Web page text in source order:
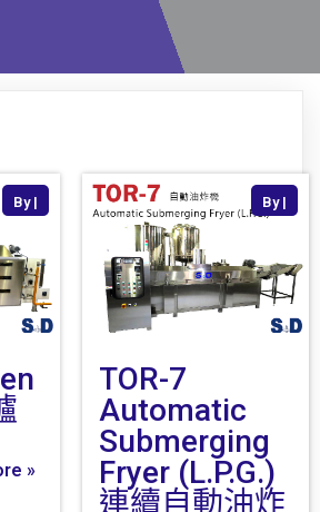
By |
»
TOR-7
Automatic
Submerging
Fryer (L.P.G.)
連續自動油炸
By |